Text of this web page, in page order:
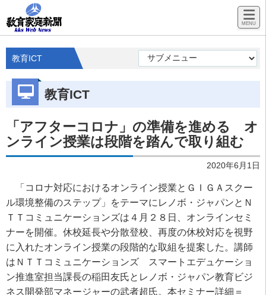
教育ICT
教育ICT
「アフターコロナ」の準備を進める オ
ンライン授業は段階を踏んで取り組む
2020年6月1日
「コロナ対応におけるオンライン授業とＧＩＧＡスクー
ル環境整備のステップ」をテーマにレノボ・ジャパンとＮ
ＴＴコミュニケーションズは４月２８日、オンラインセミ
ナーを開催。休校延長や分散登校、再度の休校対応を視野
に入れたオンライン授業の段階的な取組を提案した。講師
はＮＴＴコミュニケーションズ スマートエデュケーショ
ン推進室担当課長の稲田友氏とレノボ・ジャパン教育ビジ
ネス開発部マネージャーの武者超氏。本セミナー詳細＝